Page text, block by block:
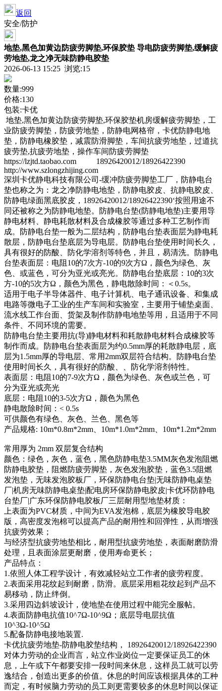
返回
安全/防护
地垫,黑色加黄边防疲劳脚垫,环保胶垫 导电防疲劳脚垫,缓解疲
劳地垫,龙之净无味防静电胶垫
2026-06-13 15:25 浏览:15
数量:999
价格:130
包装:卡优
地垫,黑色加黄边防疲劳脚垫,环保胶垫机房缓解疲劳脚垫，工
业防疲劳脚垫，防疲劳地垫，防静电网格帘，卡优防静电地
垫，防静电橡胶垫，减震防滑脚垫，车间抗疲劳地垫，过道抗
疲劳垫,抗疲劳地垫，操作车间防疲劳脚垫
https://lzjtd.taobao.com 18926420012/18926422390
http://www.szlongzhijing.com
深圳卡优静电科技有限公司-缓冲防疲劳脚垫工厂，防静电台
垫也称之为：龙之净防静电地垫，防静电胶皮、抗静电胶皮、
防静电绿面黑底胶皮，18926420012/18926422390‘按照用途不
同还被称之为防静电地垫。防静电台垫(防静电地垫)主要用导
静电材料、静电耗散材料及合成橡胶等通过多种工艺制作而
成。防静电台垫一般为二层结构，防静电台垫表面层为静电耗
散层，防静电台垫底层为导电层。防静电台垫使用时间长久，
具有很好的防酸、防化学溶剂等特色，并且，易清洗。防静电
台垫表面层：电阻10的7次方-10的9次方Ω，颜色为绿色、灰
色、或蓝色，可分为亚光或亮光。防静电台垫底层：10的3次
方-10的5次方Ω，颜色为黑色，静电散除时间：＜0.5s。
适用于电子半导体器件、电子计算机、电子通讯设备、和集成
电路等微电子工业的生产车间和实验室，主要用于铺垫桌面、
流水线工作台面、货架及制作防静电地垫等用，且适用于不同
条件、不同环境的需要。
防静电台垫主要用抗(导)静电材料和耗散静电材料合成橡胶等
制作而成。防静电台垫表面层为约0.5mm厚的耗散静电层，底
层为1.5mm厚的导电层、常用2mm双层符合结构。防静电台垫
使用时间长久，具有很好的防酸、、防化学溶剂特性。
表面层：电阻10的7-9次方Ω，颜色为绿色、灰色或兰色，可
分为亚光或亮光
底层：电阻10的3-5次方Ω，颜色为黑色
静电散除时间：< 0.5s
可供颜色有绿色、灰色、兰色、黑色等
产品规格: 10m*0.8m*2mm、10m*1.0m*2mm、10m*1.2m*2mm
常用厚为 2mm 双层复合结构
颜色：绿色，灰色，蓝色，黑色防静电垫3.5MM灰色发泡阻燃
防静电胶垫，阻燃防疲劳脚垫，灰色发泡胶垫，蓝色3.5阻燃
发泡垫，无味发泡胶板厂，环保防静电台垫|无味防静电桌垫
厂|机房无味防静电桌垫|配电房环保防静电胶皮|卡优环防静电
台垫厂|广东环保防静电胶板厂三层耐用型地垫材质：
上表面为PVC材质，中间为EVA发泡棉，底层为橡胶导电胶
版，高密度发泡棉可以提高产品的耐用性和回弹性，从而增强
抗疲劳效果；
与经济型抗疲劳地垫相比，耐用型抗疲劳地垫，表面耐磨防滑
处理，且表面涂层更耐磨，使用寿命更长；
产品特点：
1.依照人体工程学设计，有效减轻站立工作者的疲劳程度。
2.表面采用花纹起到耐磨，防滑。底层采用粗花纹起到产品不
易移动，防止绊倒。
3.采用四边斜坡设计，使地垫在使用过程中能完全服帖。
4.表面防静电抗值10^7Ω-10^9Ω；底层导电层抗值
10^3Ω-10^5Ω
5.配备防静电接地装置.
卡优抗疲劳地垫-防静电胶垫结构， 18926420012/18926422390
对体力劳动的企业而言，站立作业岗位一定要保证员工的休
息，上午或下午都要安排一段时间来休息，这样员工就可以劳
逸结合，创造出更多的价值。休息的时间应该根据具体的工种
而定，有时候脑力劳动的员工则更需要较多的休息时间以保证